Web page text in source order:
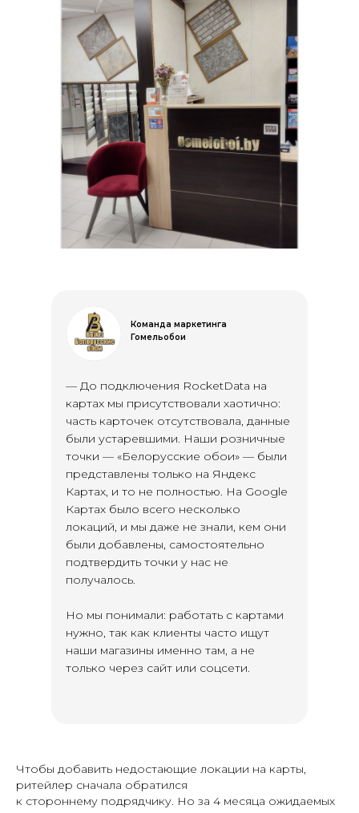
— До подключения RocketData на
картах мы присутствовали хаотично:
часть карточек отсутствовала, данные
были устаревшими. Наши розничные
точки — «Белорусские обои» — были
представлены только на Яндекс
Картах, и то не полностью. На Google
Картах было всего несколько
локаций, и мы даже не знали, кем они
были добавлены, самостоятельно
подтвердить точки у нас не
получалось.
Но мы понимали: работать с картами
нужно, так как клиенты часто ищут
наши магазины именно там, а не
только через сайт или соцсети.
Команда маркетинга
Гомельобои
Чтобы добавить недостающие локации на карты,
ритейлер сначала обратился
к стороннему подрядчику. Но за 4 месяца ожидаемых